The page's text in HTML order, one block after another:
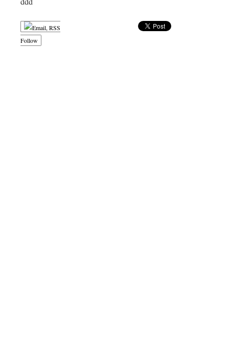
Follow